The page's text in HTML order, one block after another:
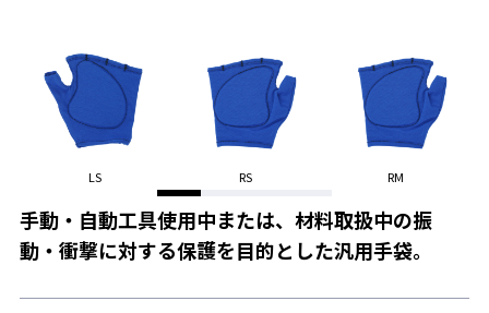
LS RS RM
手動・自動工具使用中または、材料取扱中の振
動・衝撃に対する保護を目的とした汎用手袋。